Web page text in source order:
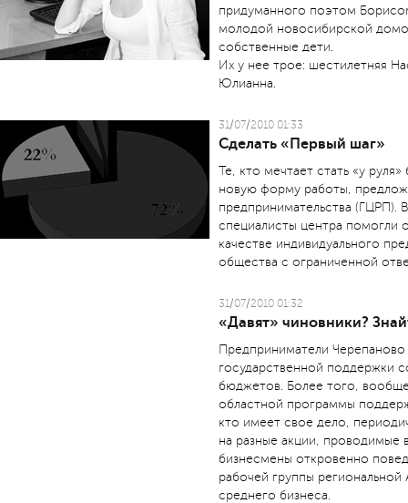
придуманного поэтом
молодой новосибирской
собственные дети.
Их у нее трое: шестилетняя
Юлианна.
31/07/2010 01:33
Сделать «Первый шаг»
Те, кто мечтает стать «у
новую форму работы,
предпринимательства (ГЦРП).
специалисты центра помогли
качестве индивидуального
общества с ограниченной
31/07/2010 01:32
«Давят» чиновники?
Предприниматели
государственной поддержки
бюджетов. Более того,
областной программы
кто имеет свое дело,
на разные акции, проводимые
бизнесмены откровенно
рабочей группы
среднего бизнеса.